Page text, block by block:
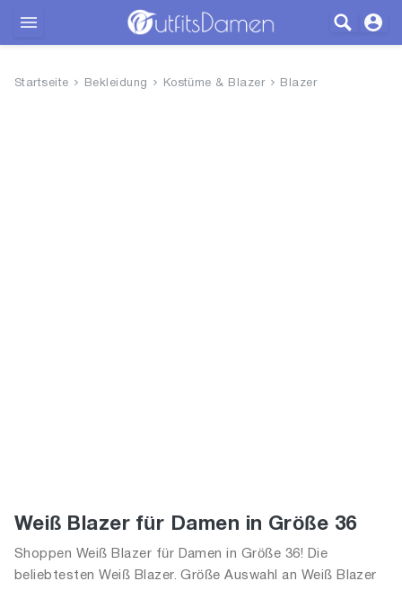
Startseite Bekleidung Kostüme & Blazer Blazer
Weiß Blazer für Damen in Größe 36
Shoppen Weiß Blazer für Damen in Größe 36! Die
beliebtesten Weiß Blazer. Größe Auswahl an Weiß Blazer